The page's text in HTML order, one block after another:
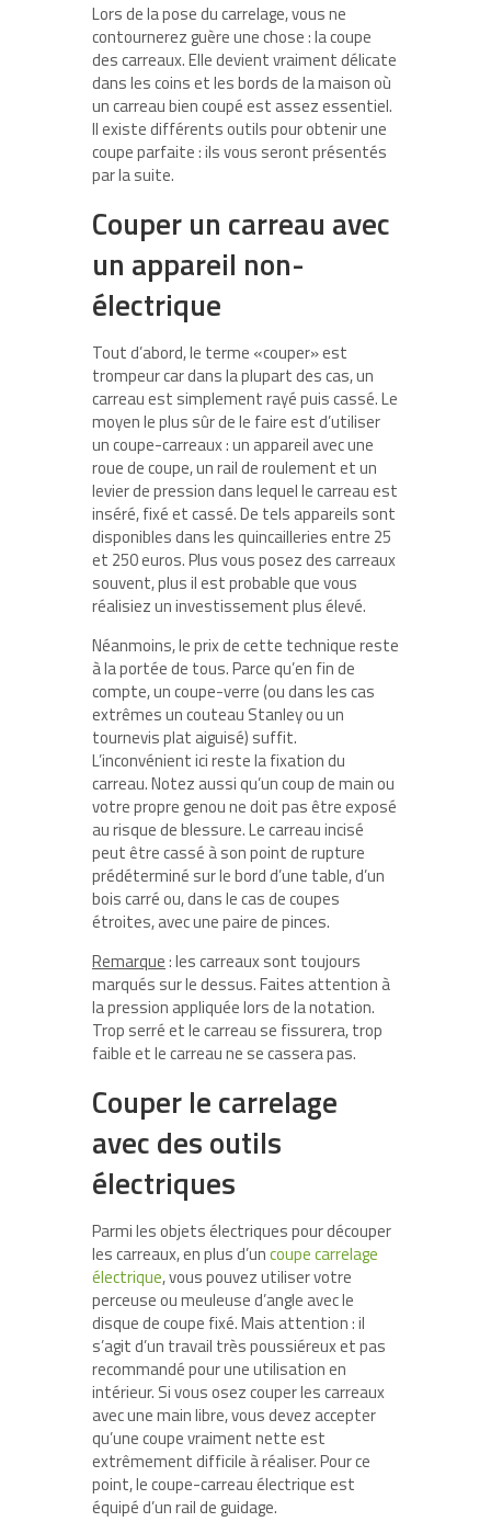
Lors de la pose du carrelage, vous ne
contournerez guère une chose : la coupe
des carreaux. Elle devient vraiment délicate
dans les coins et les bords de la maison où
un carreau bien coupé est assez essentiel.
Il existe différents outils pour obtenir une
coupe parfaite : ils vous seront présentés
par la suite.
Couper un carreau avec
un appareil non-
électrique
Tout d’abord, le terme «couper» est
trompeur car dans la plupart des cas, un
carreau est simplement rayé puis cassé. Le
moyen le plus sûr de le faire est d’utiliser
un coupe-carreaux : un appareil avec une
roue de coupe, un rail de roulement et un
levier de pression dans lequel le carreau est
inséré, fixé et cassé. De tels appareils sont
disponibles dans les quincailleries entre 25
et 250 euros. Plus vous posez des carreaux
souvent, plus il est probable que vous
réalisiez un investissement plus élevé.
Néanmoins, le prix de cette technique reste
à la portée de tous. Parce qu’en fin de
compte, un coupe-verre (ou dans les cas
extrêmes un couteau Stanley ou un
tournevis plat aiguisé) suffit.
L’inconvénient ici reste la fixation du
carreau. Notez aussi qu’un coup de main ou
votre propre genou ne doit pas être exposé
au risque de blessure. Le carreau incisé
peut être cassé à son point de rupture
prédéterminé sur le bord d’une table, d’un
bois carré ou, dans le cas de coupes
étroites, avec une paire de pinces.
Remarque: les carreaux sont toujours
marqués sur le dessus. Faites attention à
la pression appliquée lors de la notation.
Trop serré et le carreau se fissurera, trop
faible et le carreau ne se cassera pas.
Couper le carrelage
avec des outils
électriques
Parmi les objets électriques pour découper
les carreaux, en plus d’uncoupe carrelage
électrique, vous pouvez utiliser votre
perceuse ou meuleuse d’angle avec le
disque de coupe fixé. Mais attention : il
s’agit d’un travail très poussiéreux et pas
recommandé pour une utilisation en
intérieur. Si vous osez couper les carreaux
avec une main libre, vous devez accepter
qu’une coupe vraiment nette est
extrêmement difficile à réaliser. Pour ce
point, le coupe-carreau électrique est
équipé d’un rail de guidage.